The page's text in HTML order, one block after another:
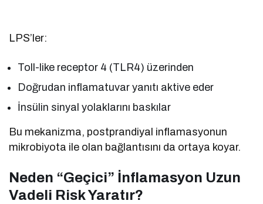
LPS’ler:
Toll-like receptor 4 (TLR4) üzerinden
Doğrudan inflamatuvar yanıtı aktive eder
İnsülin sinyal yolaklarını baskılar
Bu mekanizma, postprandiyal inflamasyonun
mikrobiyota ile olan bağlantısını da ortaya koyar.
Neden “Geçici” İnflamasyon Uzun
Vadeli Risk Yaratır?